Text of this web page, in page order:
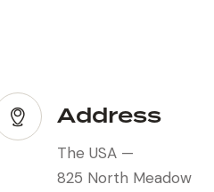
Address
The USA —
825 North Meadow